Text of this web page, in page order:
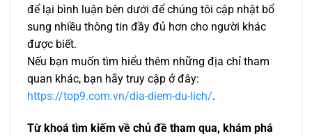
để lại bình luận bên dưới để chúng tôi cập nhật bổ
sung nhiều thông tin đầy đủ hơn cho người khác
được biết.
Nếu bạn muốn tìm hiểu thêm những địa chỉ tham
quan khác, bạn hãy truy cập ở đây:
https://top9.com.vn/dia-diem-du-lich/.
Từ khoá tìm kiếm về chủ đề tham qua, khám phá